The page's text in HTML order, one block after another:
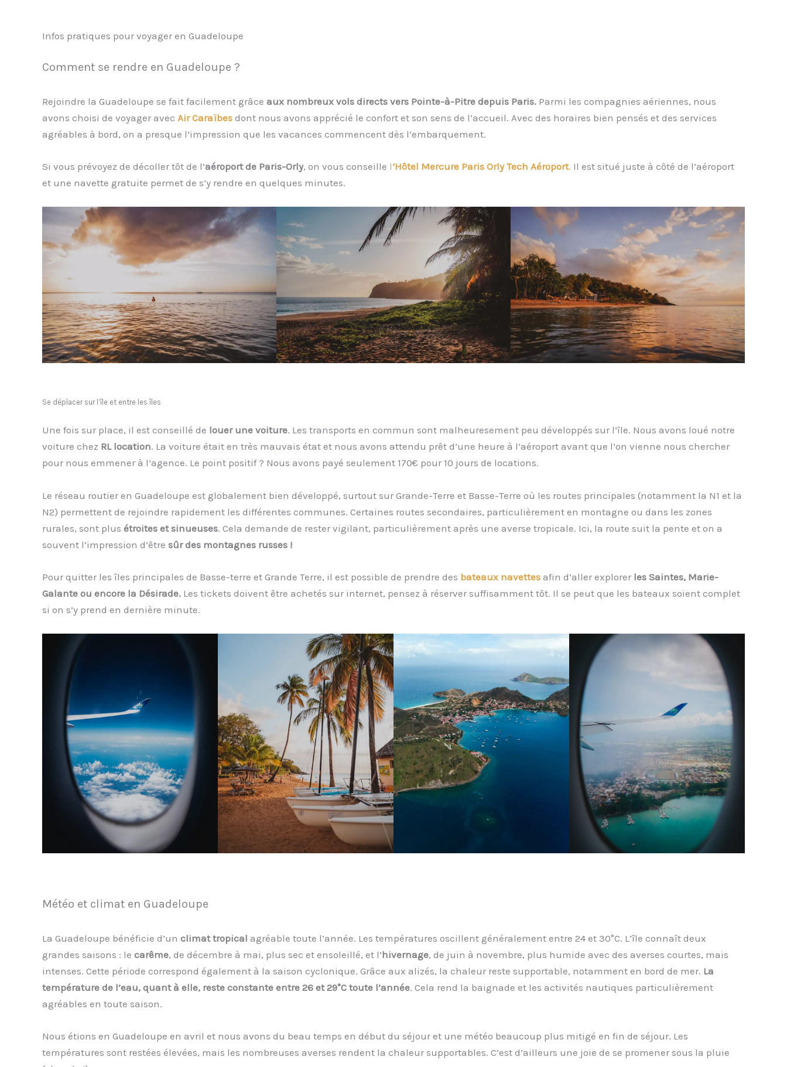
Infos pratiques pour voyager en Guadeloupe
Comment se rendre en Guadeloupe ?
Rejoindre la Guadeloupe se fait facilement grâce aux nombreux vols directs vers Pointe-à-Pitre depuis Paris. Parmi les compagnies aériennes, nous
avons choisi de voyager avec Air Caraïbes dont nous avons apprécié le confort et son sens de l’accueil. Avec des horaires bien pensés et des services
agréables à bord, on a presque l’impression que les vacances commencent dès l’embarquement.
Si vous prévoyez de décoller tôt de l’aéroport de Paris-Orly, on vous conseille l‘Hôtel Mercure Paris Orly Tech Aéroport. Il est situé juste à côté de l’aéroport
et une navette gratuite permet de s’y rendre en quelques minutes.
Se déplacer sur l’île et entre les îles
Une fois sur place, il est conseillé de louer une voiture. Les transports en commun sont malheuresement peu développés sur l’île. Nous avons loué notre
voiture chez RL location. La voiture était en très mauvais état et nous avons attendu prêt d’une heure à l’aéroport avant que l’on vienne nous chercher
pour nous emmener à l’agence. Le point positif ? Nous avons payé seulement 170€ pour 10 jours de locations.
Le réseau routier en Guadeloupe est globalement bien développé, surtout sur Grande-Terre et Basse-Terre où les routes principales (notamment la N1 et la
N2) permettent de rejoindre rapidement les différentes communes. Certaines routes secondaires, particulièrement en montagne ou dans les zones
rurales, sont plus étroites et sinueuses. Cela demande de rester vigilant, particulièrement après une averse tropicale. Ici, la route suit la pente et on a
souvent l’impression d’être sûr des montagnes russes !
Pour quitter les îles principales de Basse-terre et Grande Terre, il est possible de prendre des bateaux navettes afin d’aller explorer les Saintes, Marie-
Galante ou encore la Désirade. Les tickets doivent être achetés sur internet, pensez à réserver suffisamment tôt. Il se peut que les bateaux soient complet
si on s’y prend en dernière minute.
Météo et climat en Guadeloupe
La Guadeloupe bénéficie d’un climat tropical agréable toute l’année. Les températures oscillent généralement entre 24 et 30°C. L’île connaît deux
grandes saisons : le carême, de décembre à mai, plus sec et ensoleillé, et l’hivernage, de juin à novembre, plus humide avec des averses courtes, mais
intenses. Cette période correspond également à la saison cyclonique. Grâce aux alizés, la chaleur reste supportable, notamment en bord de mer. La
température de l’eau, quant à elle, reste constante entre 26 et 29°C toute l’année. Cela rend la baignade et les activités nautiques particulièrement
agréables en toute saison.
Nous étions en Guadeloupe en avril et nous avons du beau temps en début du séjour et une météo beaucoup plus mitigé en fin de séjour. Les
températures sont restées élevées, mais les nombreuses averses rendent la chaleur supportables. C’est d’ailleurs une joie de se promener sous la pluie